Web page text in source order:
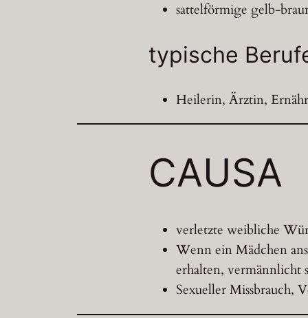
sattelförmige gelb-
typische
Heilerin, Ärztin,
CAUSA
verletzte weibliche
Wenn ein Mädchen
erhalten, vermännlicht
Sexueller Missbrauch,